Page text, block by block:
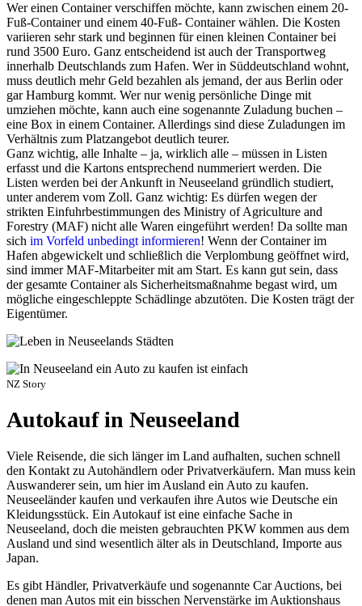
Wer einen Container verschiffen möchte, kann zwischen einem 20-
Fuß-Container und einem 40-Fuß- Container wählen. Die Kosten
variieren sehr stark und beginnen für einen kleinen Container bei
rund 3500 Euro. Ganz entscheidend ist auch der Transportweg
innerhalb Deutschlands zum Hafen. Wer in Süddeutschland wohnt,
muss deutlich mehr Geld bezahlen als jemand, der aus Berlin oder
gar Hamburg kommt. Wer nur wenig persönliche Dinge mit
umziehen möchte, kann auch eine sogenannte Zuladung buchen –
eine Box in einem Container. Allerdings sind diese Zuladungen im
Verhältnis zum Platzangebot deutlich teurer.
Ganz wichtig, alle Inhalte – ja, wirklich alle – müssen in Listen
erfasst und die Kartons entsprechend nummeriert werden. Die
Listen werden bei der Ankunft in Neuseeland gründlich studiert,
unter anderem vom Zoll. Ganz wichtig: Es dürfen wegen der
strikten Einfuhrbestimmungen des Ministry of Agriculture and
Forestry (MAF) nicht alle Waren eingeführt werden! Da sollte man
sich im Vorfeld unbedingt informieren! Wenn der Container im
Hafen abgewickelt und schließlich die Verplombung geöffnet wird,
sind immer MAF-Mitarbeiter mit am Start. Es kann gut sein, dass
der gesamte Container als Sicherheitsmaßnahme begast wird, um
mögliche eingeschleppte Schädlinge abzutöten. Die Kosten trägt der
Eigentümer.
NZ Story
Autokauf in Neuseeland
Viele Reisende, die sich länger im Land aufhalten, suchen schnell
den Kontakt zu Autohändlern oder Privatverkäufern. Man muss kein
Auswanderer sein, um hier im Ausland ein Auto zu kaufen.
Neuseeländer kaufen und verkaufen ihre Autos wie Deutsche ein
Kleidungsstück. Ein Autokauf ist eine einfache Sache in
Neuseeland, doch die meisten gebrauchten PKW kommen aus dem
Ausland und sind wesentlich älter als in Deutschland, Importe aus
Japan.
Es gibt Händler, Privatverkäufe und sogenannte Car Auctions, bei
denen man Autos mit ein bisschen Nervenstärke im Auktionshaus